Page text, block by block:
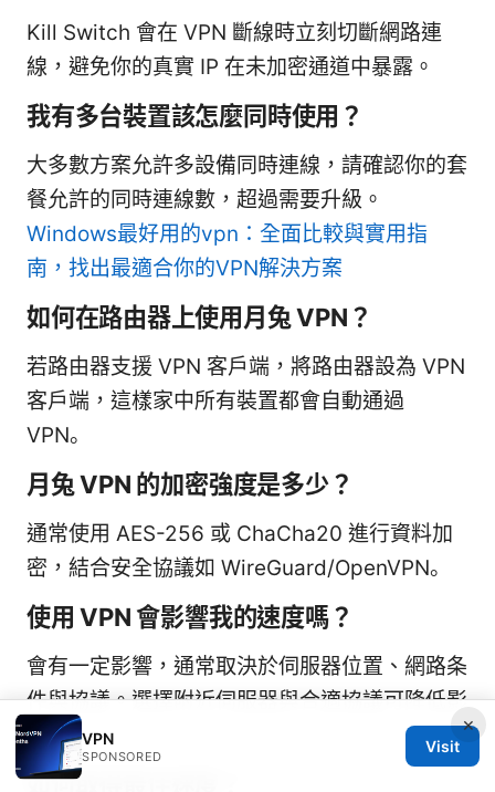
Kill Switch 會在 VPN 斷線時立刻切斷網路連
線，避免你的真實 IP 在未加密通道中暴露。
我有多台裝置該怎麼同時使用？
大多數方案允許多設備同時連線，請確認你的套
餐允許的同時連線數，超過需要升級。
Windows最好用的vpn：全面比較與實用指
南，找出最適合你的VPN解決方案
如何在路由器上使用月兔 VPN？
若路由器支援 VPN 客戶端，將路由器設為 VPN
客戶端，這樣家中所有裝置都會自動通過
VPN。
月兔 VPN 的加密強度是多少？
通常使用 AES-256 或 ChaCha20 進行資料加
密，結合安全協議如 WireGuard/OpenVPN。
使用 VPN 會影響我的速度嗎？
會有一定影響，通常取決於伺服器位置、網路条
件與協議。選擇附近伺服器與合適協議可降低影
響。
如何取得最佳速度？
×
VPN
SPONSORED
Visit